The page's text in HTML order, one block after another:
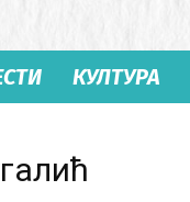
КУЛТУРА